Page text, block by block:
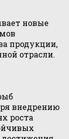
новые
продукции,
отрасли.
внедрению
роста